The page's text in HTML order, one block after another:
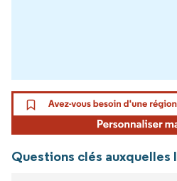
Questions clés